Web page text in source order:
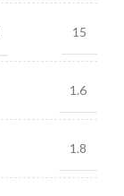
15
1.6
1.8